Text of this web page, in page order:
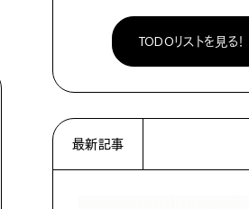
TODOリストを見る！
最新記事